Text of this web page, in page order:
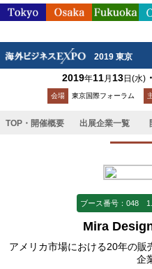
2019 東京
2019年11月 13日 (水)
会場 東京国際フォーラム
TOP・開催概要 出展企業一覧
出展企業一覧> Mira
出
ブース番号：048
Mira
アメリカ市場における20年の販
企